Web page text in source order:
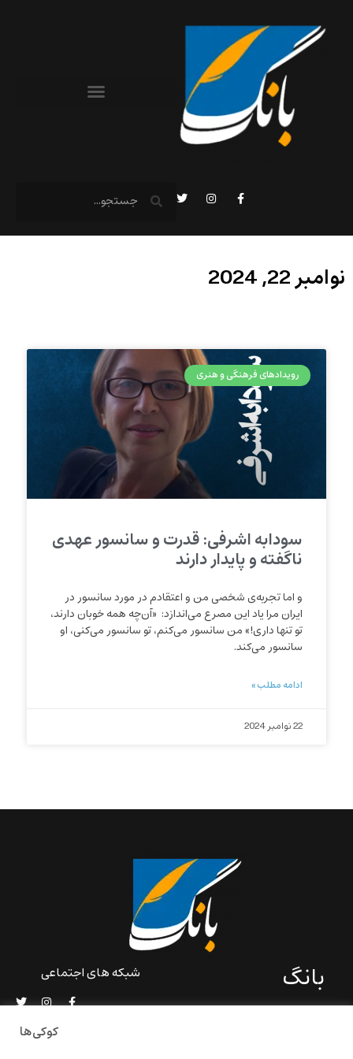
نوامبر 22, 2024
رویدادهای فرهنگی و هنری
سودابه اشرفی: قدرت و سانسور عهدی
ناگفته و پایدار دارند
و اما تجربه‌‌ی شخصی من و اعتقادم در مورد سانسور در
ایران مرا یاد این مصرع می‌‌اندازد: «آن‌‌چه همه خوبان دارند،
تو تنها داری!‌‌» من سانسور می‌‌کنم، تو سانسور می‌‌کنی، او
سانسور می‌‌کند.
ادامه مطلب »
22 نوامبر 2024
بانگ شبکه های اجتماعی
کوکی‌ها